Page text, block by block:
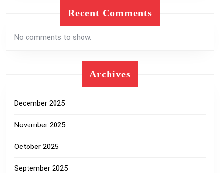
Recent Comments
No comments to show.
Archives
December 2025
November 2025
October 2025
September 2025